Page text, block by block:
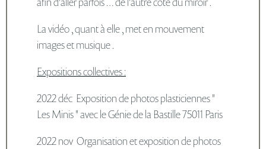
La vidéo , quant à elle , met en mouvement
images et musique .
Expositions collectives :
2022 déc Exposition de photos plasticiennes "
Les Minis " avec le Génie de la Bastille 75011 Paris
2022 nov Organisation et exposition de photos